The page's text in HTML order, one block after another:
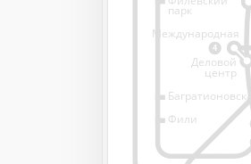
4
Деловой
центр
парк
Фили
Международная